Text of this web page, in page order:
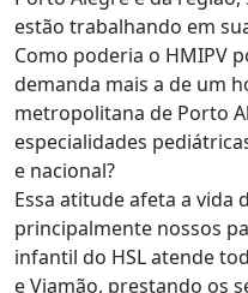
estão trabalhando em
Como poderia o HMIPV
demanda mais a de um
metropolitana de Porto
especialidades
e nacional?
Essa atitude afeta a vida
principalmente nossos
infantil do HSL atende
e Viamão, prestando os